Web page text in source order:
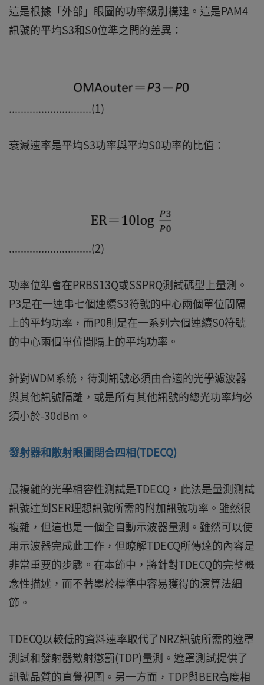
這是根據「外部」眼圖的功率級別構建。這是PAM4
訊號的平均S3和S0位準之間的差異：
............................(1)
衰減速率是平均S3功率與平均S0功率的比值：
............................(2)
功率位準會在PRBS13Q或SSPRQ測試碼型上量測。
P3是在一連串七個連續S3符號的中心兩個單位間隔
上的平均功率，而P0則是在一系列六個連續S0符號
的中心兩個單位間隔上的平均功率。
針對WDM系統，待測訊號必須由合適的光學濾波器
與其他訊號隔離，或是所有其他訊號的總光功率均必
須小於-30dBm。
發射器和散射眼圖閉合四相(TDECQ)
最複雜的光學相容性測試是TDECQ，此法是量測測試
訊號達到SER理想訊號所需的附加訊號功率。雖然很
複雜，但這也是一個全自動示波器量測。雖然可以使
用示波器完成此工作，但瞭解TDECQ所傳達的內容是
非常重要的步驟。在本節中，將針對TDECQ的完整概
念性描述，而不著墨於標準中容易獲得的演算法細
節。
TDECQ以較低的資料速率取代了NRZ訊號所需的遮罩
測試和發射器散射懲罰(TDP)量測。遮罩測試提供了
訊號品質的直覺視圖。另一方面，TDP與BER高度相